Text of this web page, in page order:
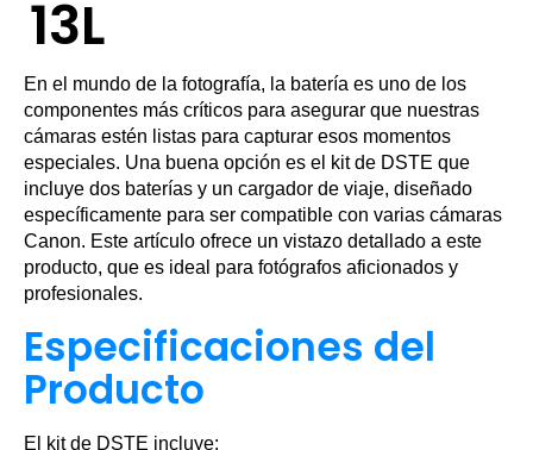
13L
En el mundo de la fotografía, la batería es uno de los
componentes más críticos para asegurar que nuestras
cámaras estén listas para capturar esos momentos
especiales. Una buena opción es el kit de DSTE que
incluye dos baterías y un cargador de viaje, diseñado
específicamente para ser compatible con varias cámaras
Canon. Este artículo ofrece un vistazo detallado a este
producto, que es ideal para fotógrafos aficionados y
profesionales.
Especificaciones del
Producto
El kit de DSTE incluye: